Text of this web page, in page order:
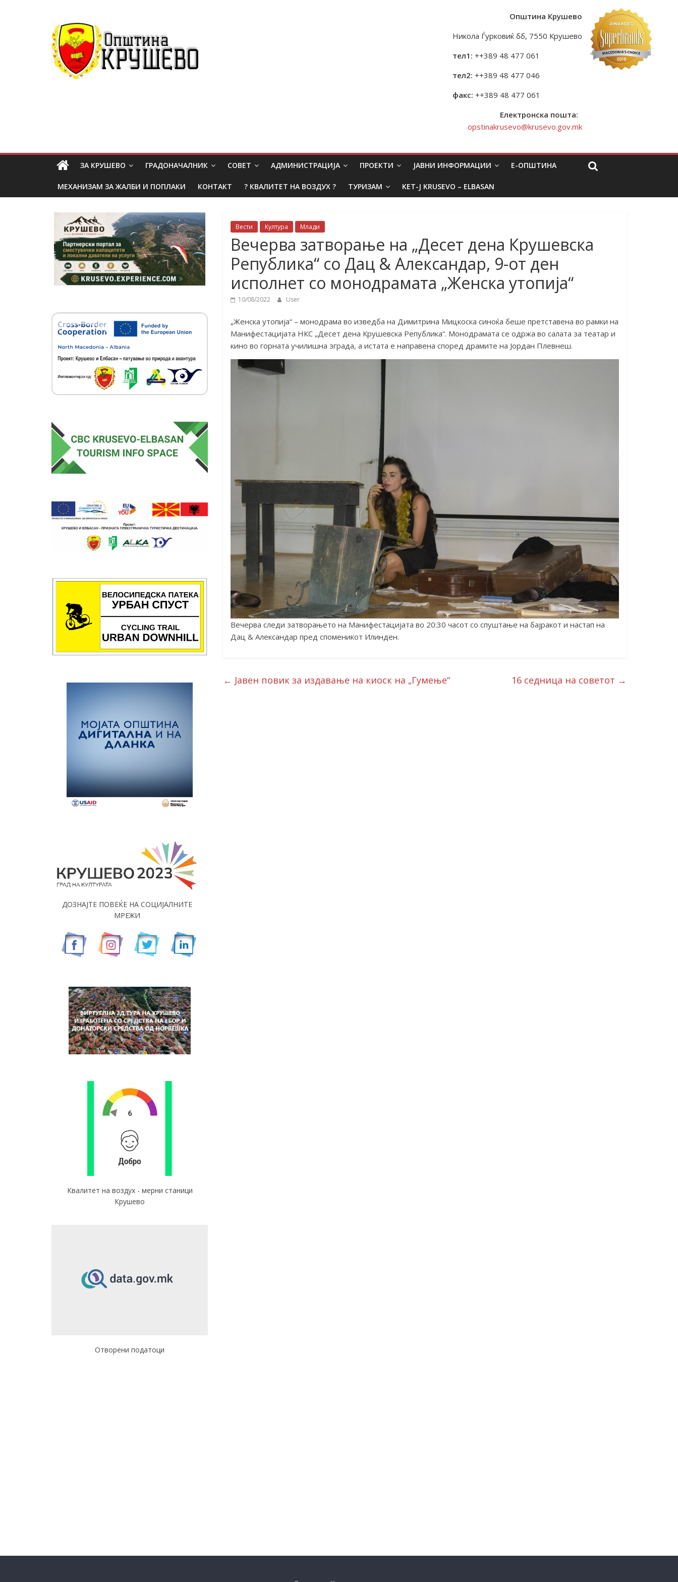
Општина Крушево
Никола Ѓурковиќ бб, 7550 Крушево
тел1: ++389 48 477 061
тел2: ++389 48 477 046
факс: ++389 48 477 061
Електронска пошта:
opstinakrusevo@krusevo.gov.mk
ЗА КРУШЕВО ГРАДОНАЧАЛНИК СОВЕТ АДМИНИСТРАЦИЈА ПРОЕКТИ ЈАВНИ ИНФОРМАЦИИ Е-ОПШТИНА
МЕХАНИЗАМ ЗА ЖАЛБИ И ПОПЛАКИ КОНТАКТ ? КВАЛИТЕТ НА ВОЗДУХ ? ТУРИЗАМ KET-J KRUSEVO – ELBASAN
Вести Култура Млади
Вечерва затворање на „Десет дена Крушевска
Република“ со Дац & Александар, 9-от ден
исполнет со монодрамата „Женска утопија“
10/08/2022 User
„Женска утопија“ – монодрама во изведба на Димитрина Мицкоска синоќа беше претставена во рамки на
Манифестацијата НКС „Десет дена Крушевска Република“. Монодрамата се одржа во салата за театар и
кино во горната училишна зграда, а истата е направена според драмите на Јордан Плевнеш.
Вечерва следи затворањето на Манифестацијата во 20:30 часот со спуштање на бајракот и настап на
Дац & Александар пред споменикот Илинден.
← Јавен повик за издавање на киоск на „Гумење“ 16 седница на советот →
ДОЗНАЈТЕ ПОВЕЌЕ НА СОЦИЈАЛНИТЕ
МРЕЖИ
Квалитет на воздух - мерни станици
Крушево
Отворени податоци